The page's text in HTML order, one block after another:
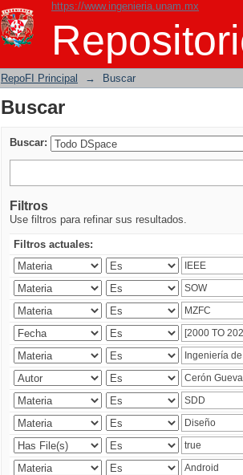
https://www.ingenieria.unam.mx
Buscar
RepoFI Principal → Buscar
Buscar
Buscar:
Filtros
Use filtros para refinar sus resultados.
Filtros actuales: